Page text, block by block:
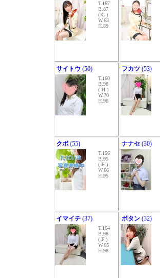
T.167
B.87
( C )
W.63
H.89
サイトウ (50)
T.160
B.98
( H )
W.70
H.96
フカツ (53)
クボ (55)
T.156
B.95
( E )
W.66
H.95
ナナセ (30)
イマイチ (37)
T.164
B.98
( F )
W.65
H.98
ボタン (32)